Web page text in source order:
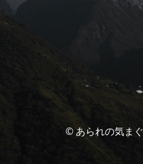
© あられの気ま